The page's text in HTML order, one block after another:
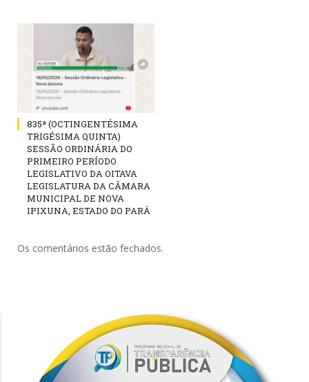
835ª (OCTINGENTÉSIMA
TRIGÉSIMA QUINTA)
SESSÃO ORDINÁRIA DO
PRIMEIRO PERÍODO
LEGISLATIVO DA OITAVA
LEGISLATURA DA CÂMARA
MUNICIPAL DE NOVA
IPIXUNA, ESTADO DO PARÁ
Os comentários estão fechados.